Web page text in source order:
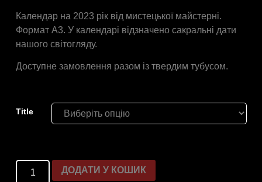
Календар на 2023 рік від мистецької майстерні.
Формат А3. У календарі відзначено сакральні дати
нашого світогляду.
Доступне замовлення разом із твердим тубусом.
Title
ДОДАТИ У КОШИК